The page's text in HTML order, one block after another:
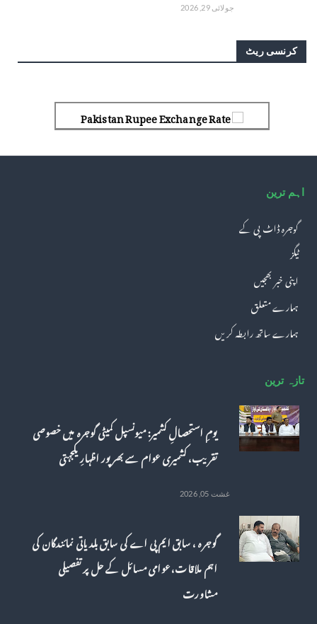
جولائی 29, 2026
کرنسی ریٹ
Pakistan Rupee Exchange Rate
اہم ترین
گوجرہ ڈاٹ پی کے
ٹیگز
اپنی خبر بھجیں
ہمارے متعلق
ہمارے ساتھ رابطہ کریں
تازہ ترین
یومِ استحصالِ کشمیر: میونسپل کمیٹی گوجرہ میں خصوصی
تقریب، کشمیری عوام سے بھرپور اظہارِ یکجہتی
غشت 05, 2026
گوجرہ ، سابق ایم پی اے کی سابق بلدیاتی نمائندگان کی
اہم ملاقات، عوامی مسائل کے حل پر تفصیلی
مشاورت